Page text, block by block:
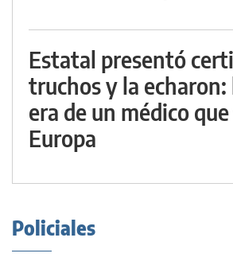
Estatal presentó
truchos y la
era de un médico
Europa
Policiales